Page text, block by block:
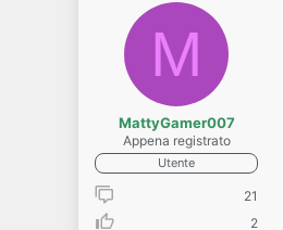
M
MattyGamer007
Appena registrato
Utente
21
2